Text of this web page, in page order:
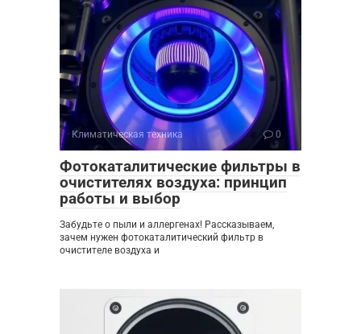
Климатическая техника 0
Фотокаталитические фильтры в
очистителях воздуха: принцип
работы и выбор
Забудьте о пыли и аллергенах! Рассказываем,
зачем нужен фотокаталитический фильтр в
очистителе воздуха и